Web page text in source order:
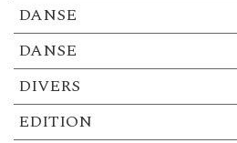
DANSE
DANSE
DIVERS
EDITION